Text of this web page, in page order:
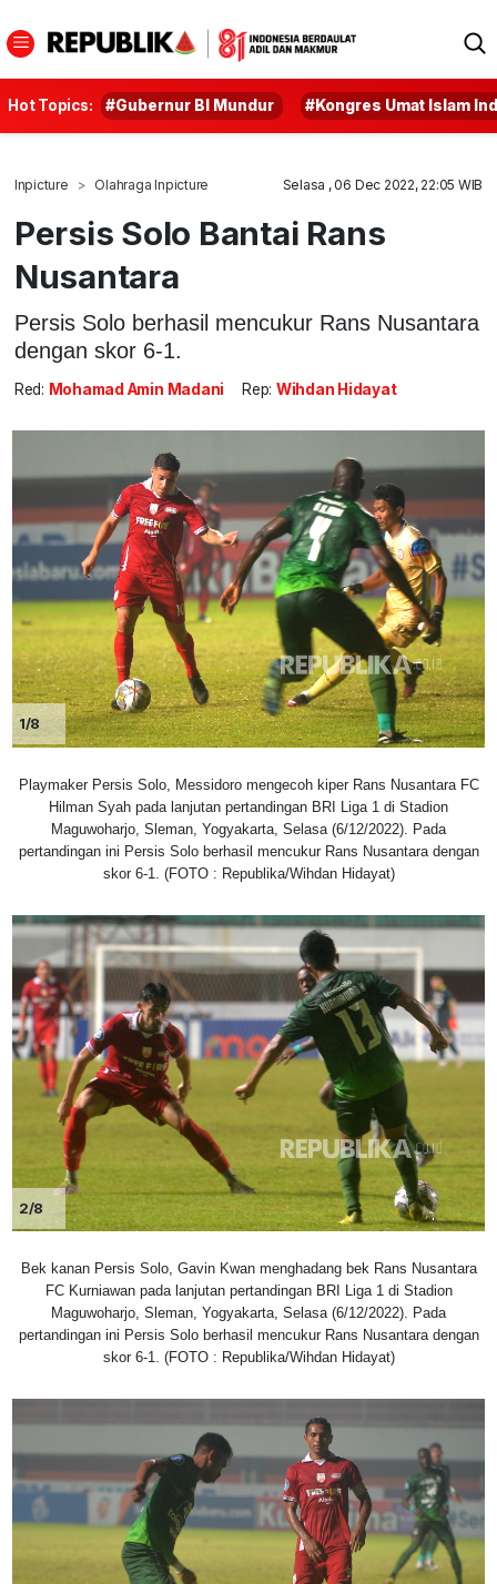
Hot Topics: #Gubernur BI Mundur #Kongres Umat Islam
Inpicture Olahraga Inpicture Selasa , 06 Dec 2022, 22:05 WIB
Persis Solo Bantai Rans
Nusantara
Persis Solo berhasil mencukur Rans Nusantara
dengan skor 6-1.
Red: Mohamad Amin Madani Rep: Wihdan Hidayat
1/8
Playmaker Persis Solo, Messidoro mengecoh kiper Rans Nusantara FC
Hilman Syah pada lanjutan pertandingan BRI Liga 1 di Stadion
Maguwoharjo, Sleman, Yogyakarta, Selasa (6/12/2022). Pada
pertandingan ini Persis Solo berhasil mencukur Rans Nusantara dengan
skor 6-1. (FOTO : Republika/Wihdan Hidayat)
2/8
Bek kanan Persis Solo, Gavin Kwan menghadang bek Rans Nusantara
FC Kurniawan pada lanjutan pertandingan BRI Liga 1 di Stadion
Maguwoharjo, Sleman, Yogyakarta, Selasa (6/12/2022). Pada
pertandingan ini Persis Solo berhasil mencukur Rans Nusantara dengan
skor 6-1. (FOTO : Republika/Wihdan Hidayat)